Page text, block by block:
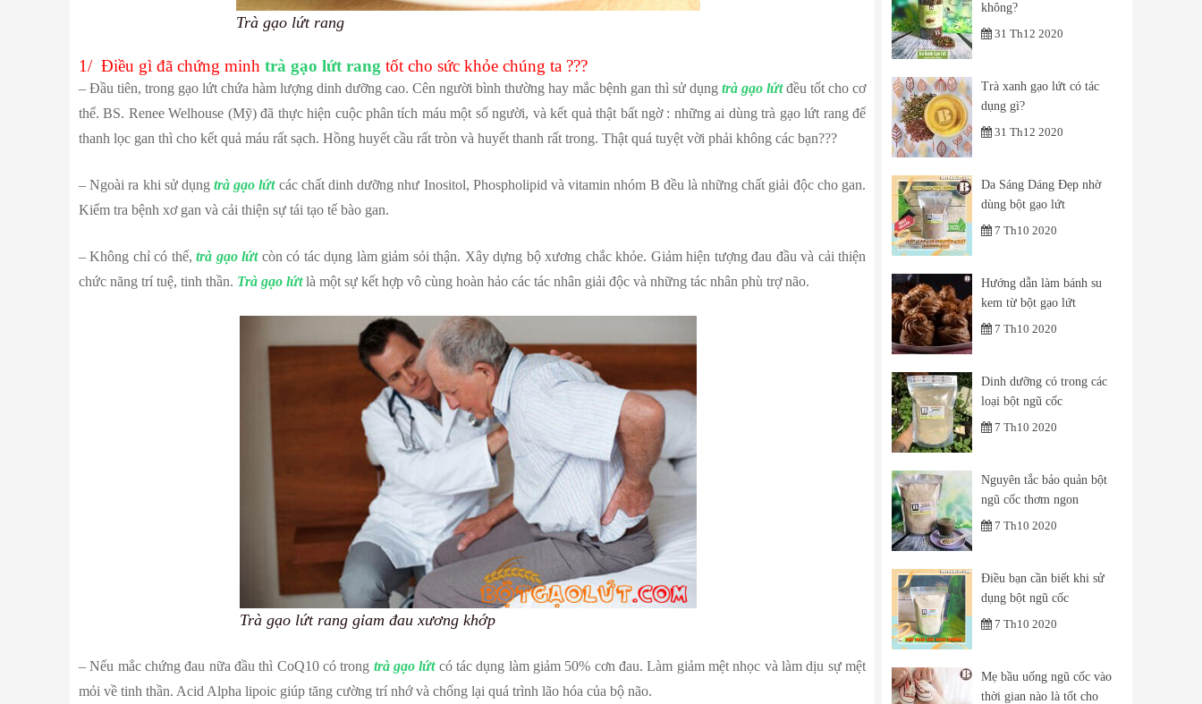
không?
31 Th12 2020
Trà xanh gạo lứt có tác
dụng gì?
31 Th12 2020
Da Sáng Dáng Đẹp nhờ
dùng bột gạo lứt
7 Th10 2020
Hướng dẫn làm bánh su
kem từ bột gạo lứt
7 Th10 2020
Dinh dưỡng có trong các
loại bột ngũ cốc
7 Th10 2020
Nguyên tắc bảo quản bột
ngũ cốc thơm ngon
7 Th10 2020
Điều bạn cần biết khi sử
dụng bột ngũ cốc
7 Th10 2020
Mẹ bầu uống ngũ cốc vào
thời gian nào là tốt cho
Trà gạo lứt rang
1/ Điều gì đã chứng minh trà gạo lứt rang tốt cho sức khỏe chúng ta ???
– Đầu tiên, trong gạo lứt chứa hàm lượng dinh dưỡng cao. Cên người bình thường hay mắc bệnh gan thì sử dụng trà gạo lứtđều tốt cho cơ
thể. BS. Renee Welhouse (Mỹ) đã thực hiện cuộc phân tích máu một số người, và kết quả thật bất ngờ : những ai dùng trà gạo lứt rang để
thanh lọc gan thì cho kết quả máu rất sạch. Hồng huyết cầu rất tròn và huyết thanh rất trong. Thật quá tuyệt vời phải không các bạn???
– Ngoài ra khi sử dụngtrà gạo lứtcác chất dinh dưỡng như Inositol, Phospholipid và vitamin nhóm B đều là những chất giải độc cho gan.
Kiểm tra bệnh xơ gan và cải thiện sự tái tạo tế bào gan.
– Không chỉ có thế,trà gạo lứtcòn có tác dụng làm giảm sỏi thận. Xây dựng bộ xương chắc khỏe. Giảm hiện tượng đau đầu và cải thiện
chức năng trí tuệ, tinh thần. Trà gạo lứtlà một sự kết hợp vô cùng hoàn hảo các tác nhân giải độc và những tác nhân phù trợ não.
Trà gạo lứt rang gỉam đau xương khớp
– Nếu mắc chứng đau nữa đầu thì CoQ10 có trong trà gạo lứtcó tác dụng làm giảm 50% cơn đau. Làm giảm mệt nhọc và làm dịu sự mệt
mỏi về tinh thần. Acid Alpha lipoic giúp tăng cường trí nhớ và chống lại quá trình lão hóa của bộ não.